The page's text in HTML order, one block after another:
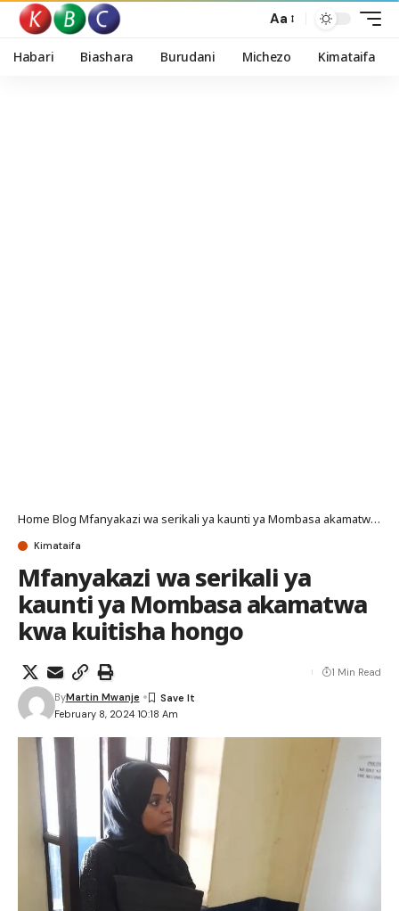
Aa
Habari Biashara Burudani Michezo Kimataifa
Home Blog Mfanyakazi wa serikali ya kaunti ya Mombasa akamatwa kwa kuitisha hongo
Kimataifa
Mfanyakazi wa serikali ya
kaunti ya Mombasa akamatwa
kwa kuitisha hongo
February 8, 2024 10:18 Am
ByMartin Mwanje
1 Min Read